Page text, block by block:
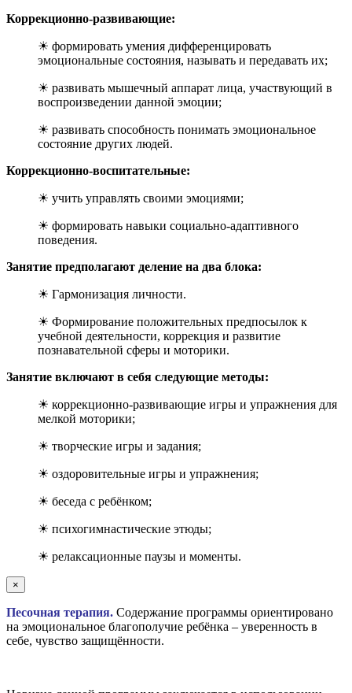
Коррекционно-развивающие:
☀ формировать умения дифференцировать
эмоциональные состояния, называть и передавать их;
☀ развивать мышечный аппарат лица, участвующий в
воспроизведении данной эмоции;
☀ развивать способность понимать эмоциональное
состояние других людей.
Коррекционно-воспитательные:
☀ учить управлять своими эмоциями;
☀ формировать навыки социально-адаптивного
поведения.
Занятие предполагают деление на два блока:
☀ Гармонизация личности.
☀ Формирование положительных предпосылок к
учебной деятельности, коррекция и развитие
познавательной сферы и моторики.
Занятие включают в себя следующие методы:
☀ коррекционно-развивающие игры и упражнения для
мелкой моторики;
☀ творческие игры и задания;
☀ оздоровительные игры и упражнения;
☀ беседа с ребёнком;
☀ психогимнастические этюды;
☀ релаксационные паузы и моменты.
×
Песочная терапия. Содержание программы ориентировано
на эмоциональное благополучие ребёнка – уверенность в
себе, чувство защищённости.